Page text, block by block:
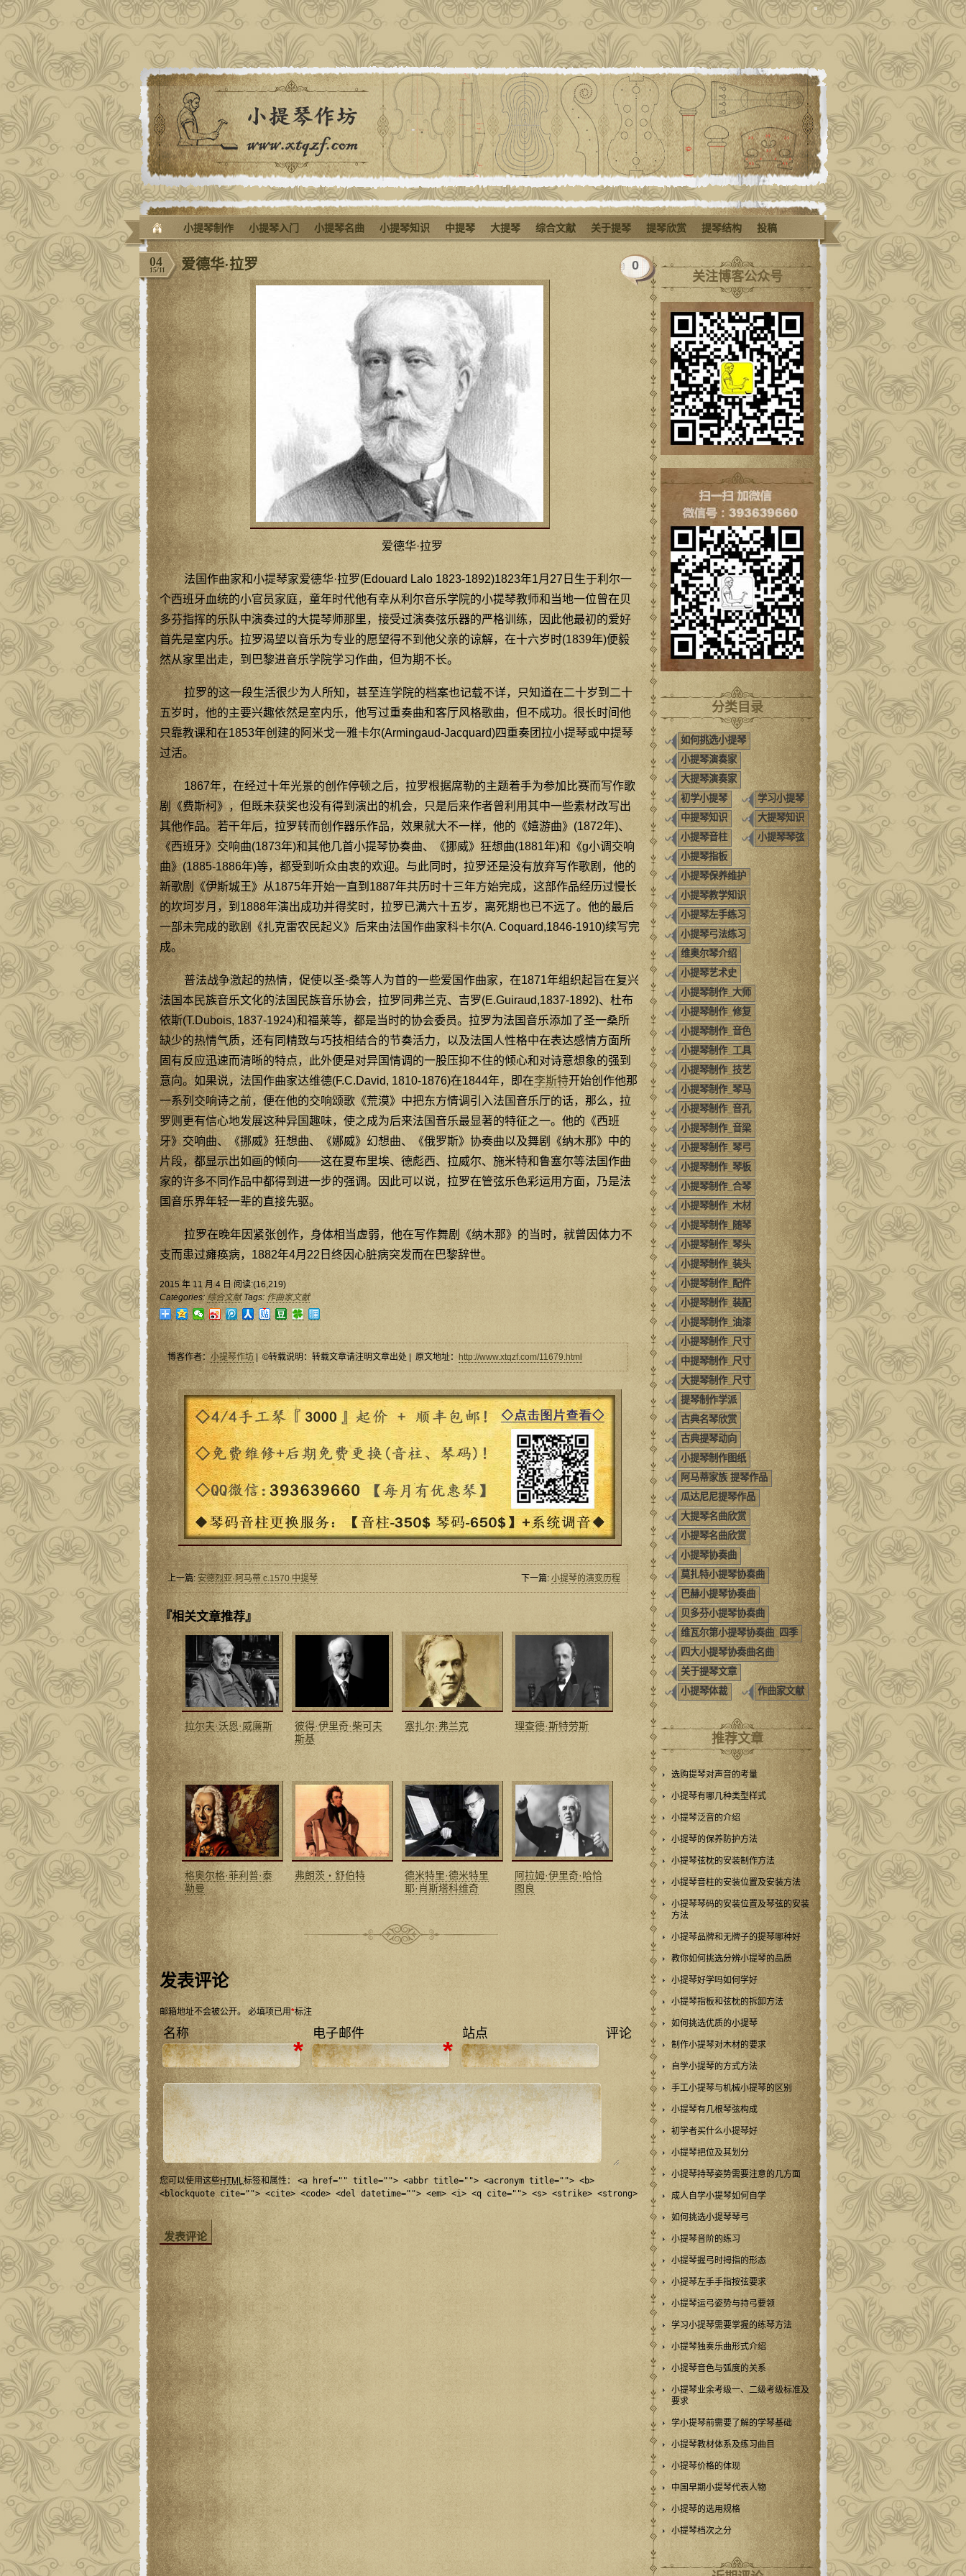
小提琴制作 小提琴入门 小提琴名曲 小提琴知识 中提琴 大提琴 综合文献 关于提琴 提琴欣赏 提琴结构 投稿
爱德华·拉罗
爱德华·拉罗
法国作曲家和小提琴家爱德华·拉罗(Edouard Lalo 1823-1892)1823年1月27日生于利尔一
个西班牙血统的小官员家庭，童年时代他有幸从利尔音乐学院的小提琴教师和当地一位曾在贝
多芬指挥的乐队中演奏过的大提琴师那里，接受过演奏弦乐器的严格训练，因此他最初的爱好
首先是室内乐。拉罗渴望以音乐为专业的愿望得不到他父亲的谅解，在十六岁时(1839年)便毅
然从家里出走，到巴黎进音乐学院学习作曲，但为期不长。
拉罗的这一段生活很少为人所知，甚至连学院的档案也记载不详，只知道在二十岁到二十
五岁时，他的主要兴趣依然是室内乐，他写过重奏曲和客厅风格歌曲，但不成功。很长时间他
只靠教课和在1853年创建的阿米戈一雅卡尔(Armingaud-Jacquard)四重奏团拉小提琴或中提琴
过活。
1867年，在经过十年光景的创作停顿之后，拉罗根据席勒的主题着手为参加比赛而写作歌
剧《费斯柯》，但既未获奖也没有得到演出的机会，只是后来作者曾利用其中一些素材改写出
其他作品。若干年后，拉罗转而创作器乐作品，效果就大不一样，他的《嬉游曲》(1872年)、
《西班牙》交响曲(1873年)和其他几首小提琴协奏曲、《挪威》狂想曲(1881年)和《g小调交响
曲》(1885-1886年)等，都受到听众由衷的欢迎。与此同时，拉罗还是没有放弃写作歌剧，他的
新歌剧《伊斯城王》从1875年开始一直到1887年共历时十三年方始完成，这部作品经历过慢长
的坎坷岁月，到1888年演出成功并得奖时，拉罗已满六十五岁，离死期也已不远了。他的最后
一部未完成的歌剧《扎克雷农民起义》后来由法国作曲家科卡尔(A. Coquard,1846-1910)续写完
成。
普法战争激起的热情，促使以圣-桑等人为首的一些爱国作曲家，在1871年组织起旨在复兴
法国本民族音乐文化的法国民族音乐协会，拉罗同弗兰克、吉罗(E.Guiraud,1837-1892)、杜布
依斯(T.Dubois, 1837-1924)和福莱等，都是当时的协会委员。拉罗为法国音乐添加了圣一桑所
缺少的热情气质，还有同精致与巧技相结合的节奏活力，以及法国人性格中在表达感情方面所
固有反应迅速而清晰的特点，此外便是对异国情调的一股压抑不住的倾心和对诗意想象的强到
意向。如果说，法国作曲家达维德(F.C.David, 1810-1876)在1844年，即在李斯特开始创作他那
一系列交响诗之前，便在他的交响颂歌《荒漠》中把东方情调引入法国音乐厅的话，那么，拉
罗则更有信心地发展这种异国趣味，使之成为后来法国音乐最显著的特征之一。他的《西班
牙》交响曲、《挪威》狂想曲、《娜威》幻想曲、《俄罗斯》协奏曲以及舞剧《纳木那》中的
片段，都显示出如画的倾向——这在夏布里埃、德彪西、拉威尔、施米特和鲁塞尔等法国作曲
家的许多不同作品中都得到进一步的强调。因此可以说，拉罗在管弦乐色彩运用方面，乃是法
国音乐界年轻一辈的直接先驱。
拉罗在晚年因紧张创作，身体相当虚弱，他在写作舞剧《纳木那》的当时，就曾因体力不
支而患过瘫痪病，1882年4月22日终因心脏病突发而在巴黎辞世。
2015 年 11 月 4 日 阅读:(16,219)
0
04
15/11
Categories:综合文献Tags: 作曲家文献
博客作者：小提琴作坊| ©转载说明：转载文章请注明文章出处 | 原文地址： http://www.xtqzf.com/11679.html
上一篇: 安德烈亚·阿马蒂 c.1570 中提琴 下一篇: 小提琴的演变历程
『相关文章推荐』
拉尔夫·沃恩·威廉斯
彼得·伊里奇·柴可夫
斯基
塞扎尔·弗兰克 理查德·斯特劳斯
格奥尔格·菲利普·泰
勒曼
弗朗茨‧舒伯特
德米特里·德米特里
耶·肖斯塔科维奇
阿拉姆·伊里奇·哈恰
图良
发表评论
邮箱地址不会被公开。 必填项已用*标注
名称
*
电子邮件
*
站点 评论
您可以使用这些HTML标签和属性：<a href="" title=""> <abbr title=""> <acronym title=""> <b>
<blockquote cite=""> <cite> <code> <del datetime=""> <em> <i> <q cite=""> <s> <strike> <strong>
关注博客公众号
分类目录
如何挑选小提琴
小提琴演奏家
大提琴演奏家
初学小提琴
学习小提琴
中提琴知识
大提琴知识
小提琴音柱
小提琴琴弦
小提琴指板
小提琴保养维护
小提琴教学知识
小提琴左手练习
小提琴弓法练习
维奥尔琴介绍
小提琴艺术史
小提琴制作_大师
小提琴制作_修复
小提琴制作_音色
小提琴制作_工具
小提琴制作_技艺
小提琴制作_琴马
小提琴制作_音孔
小提琴制作_音梁
小提琴制作_琴弓
小提琴制作_琴板
小提琴制作_合琴
小提琴制作_木材
小提琴制作_随琴
小提琴制作_琴头
小提琴制作_装头
小提琴制作_配件
小提琴制作_装配
小提琴制作_油漆
小提琴制作_尺寸
中提琴制作_尺寸
大提琴制作_尺寸
提琴制作学派
古典名琴欣赏
古典提琴动向
小提琴制作图纸
阿马蒂家族 提琴作品
瓜达尼尼提琴作品
大提琴名曲欣赏
小提琴名曲欣赏
小提琴协奏曲
莫扎特小提琴协奏曲
巴赫小提琴协奏曲
贝多芬小提琴协奏曲
维瓦尔第小提琴协奏曲_四季
四大小提琴协奏曲名曲
关于提琴文章
小提琴体裁
作曲家文献
推荐文章
选购提琴对声音的考量
小提琴有哪几种类型样式
小提琴泛音的介绍
小提琴的保养防护方法
小提琴弦枕的安装制作方法
小提琴音柱的安装位置及安装方法
小提琴琴码的安装位置及琴弦的安装
方法
小提琴品牌和无牌子的提琴哪种好
教你如何挑选分辨小提琴的品质
小提琴好学吗如何学好
小提琴指板和弦枕的拆卸方法
如何挑选优质的小提琴
制作小提琴对木材的要求
自学小提琴的方式方法
手工小提琴与机械小提琴的区别
小提琴有几根琴弦构成
初学者买什么小提琴好
小提琴把位及其划分
小提琴持琴姿势需要注意的几方面
成人自学小提琴如何自学
如何挑选小提琴琴弓
小提琴音阶的练习
小提琴握弓时拇指的形态
小提琴左手手指按弦要求
小提琴运弓姿势与持弓要领
学习小提琴需要掌握的练琴方法
小提琴独奏乐曲形式介绍
小提琴音色与弧度的关系
小提琴业余考级一、二级考级标准及
要求
学小提琴前需要了解的学琴基础
小提琴教材体系及练习曲目
小提琴价格的体现
中国早期小提琴代表人物
小提琴的选用规格
小提琴档次之分